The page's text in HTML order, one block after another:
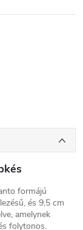
formájú
és 9,5 cm
amelynek
folytonos.